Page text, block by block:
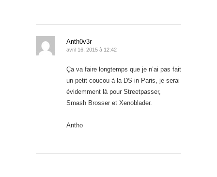
Anth0v3r
avril 16, 2015 à 12:42
Ça va faire longtemps que je n’ai pas fait
un petit coucou à la DS in Paris, je serai
évidemment là pour Streetpasser,
Smash Brosser et Xenoblader.
Antho